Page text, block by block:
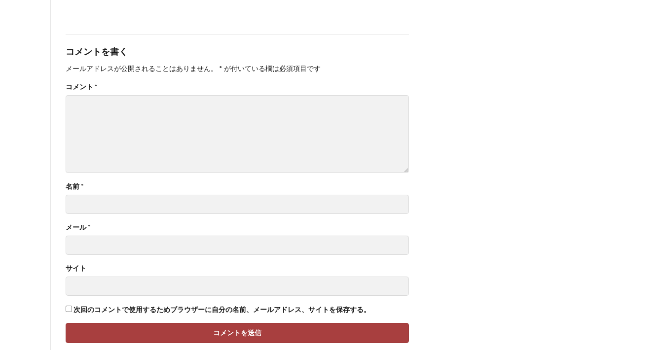
コメントを書く
メールアドレスが公開されることはありません。 * が付いている欄は必須項目です
コメント *
名前*
メール*
サイト
次回のコメントで使用するためブラウザーに自分の名前、メールアドレス、サイトを保存する。